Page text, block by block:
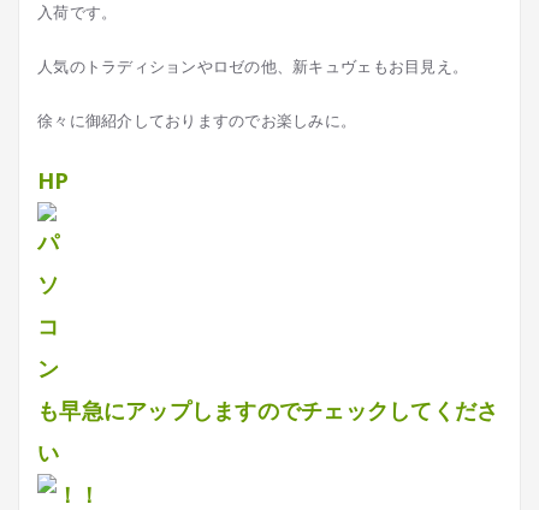
入荷です。
人気のトラディションやロゼの他、新キュヴェもお目見え。
徐々に御紹介しておりますのでお楽しみに。
HP
も早急にアップしますのでチェックしてくださ
い